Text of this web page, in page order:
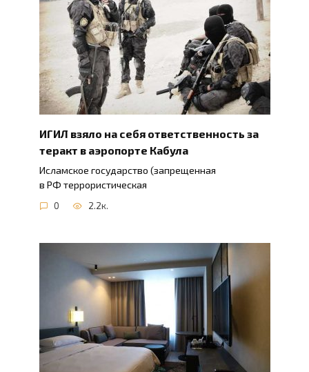
ИГИЛ взяло на себя ответственность за
теракт в аэропорте Кабула
Исламское государство (запрещенная
в РФ террористическая
0 2.2к.